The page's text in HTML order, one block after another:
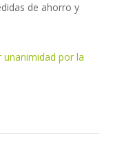
de ahorro y
unanimidad por la